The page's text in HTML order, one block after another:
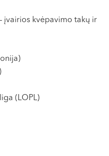
įvairios kvėpavimo takų ir
(LOPL)​